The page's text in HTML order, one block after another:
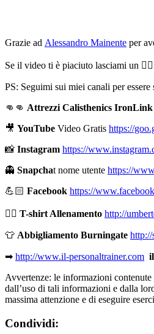
Grazie ad Alessandro Mainente per
Se il video ti è piaciuto lasciami un
PS: Seguimi sui miei canali per
👊👊 Attrezzi Calisthenics IronLink
🎥 YouTube Video Gratis https://
📸 Instagram https://
👻 Snapchat nome utente https://
💪🏻 Facebook https://
🏋🏻 T-shirt Allenamento http://
👕 Abbigliamento Burningate http://
➡ http://www.il-personaltrainer.com
Avvertenze: le informazioni
dall’uso di tali informazioni e dalla
massima attenzione e di eseguire
Condividi: